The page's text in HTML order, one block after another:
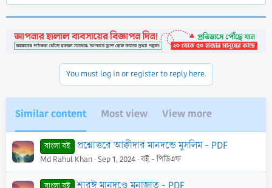
t
i
You must log in or register to reply here.
Similar content Most view View more
বাংলা বই প্রশ্নোত্তরে আক্বীদার মানদন্ডে মুসলিম - PDF
Md Rahul Khan Sep 1, 2024 বই - পিডিএফ